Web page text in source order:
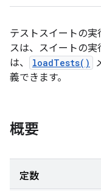
テストスイートの
スは、スイートの実
は、
loadTests()
義できます。
概要
定数